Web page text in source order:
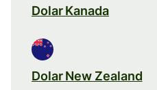
Dolar Kanada
Dolar New Zealand